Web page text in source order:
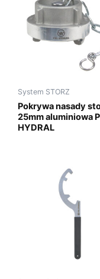
System STORZ
Pokrywa nasady
25mm aluminiowa
HYDRAL